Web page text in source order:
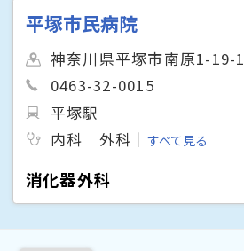
平塚市民病院
神奈川県平塚市南原1-19-1
0463-32-0015
平塚駅
内科
外科 すべて見る
消化器外科